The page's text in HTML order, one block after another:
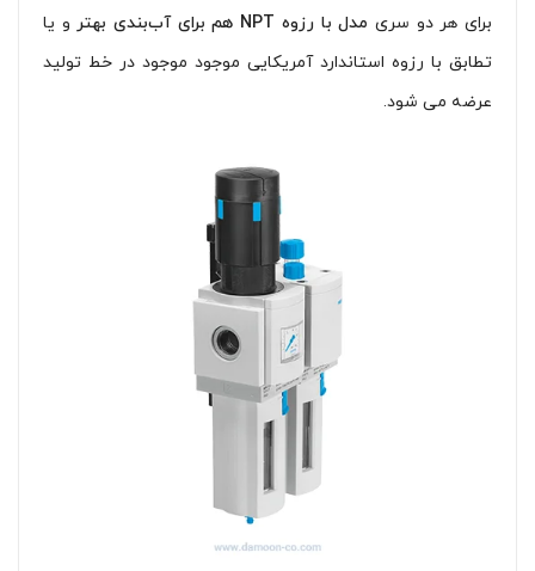
برای هر دو سری مدل با رزوه NPT هم برای آب‌بندی بهتر
و یا
تطابق با رزوه استاندارد آمریکایی موجود موجود در خط تولید
عرضه می شود.